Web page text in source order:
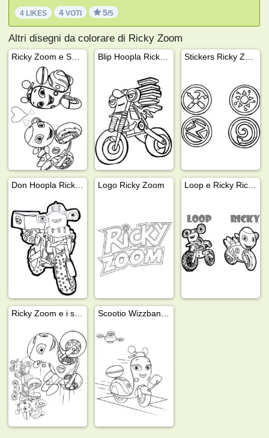
4 LIKES 4 VOTI 5/5
Altri disegni da colorare di Ricky Zoom
Logo Ricky Zoom